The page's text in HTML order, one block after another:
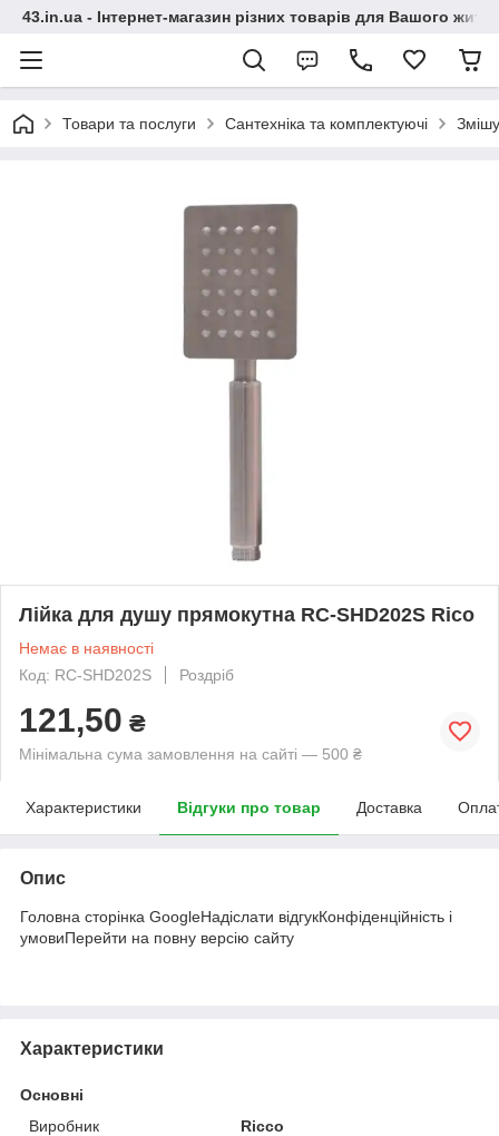
43.in.ua - Інтернет-магазин різних товарів для Вашого
Товари та послуги Сантехніка та комплектуючі
Лійка для душу прямокутна RC-SHD202S Rico
Немає в наявності
Код: RC-SHD202S
Роздріб
121,50 ₴
Мінімальна сума замовлення на сайті — 500 ₴
Характеристики Відгуки про товар Доставка
Опис
Головна сторінка GoogleНадіслати відгукКонфіденційність і
умовиПерейти на повну версію сайту
Характеристики
Основні
Виробник
Ricco